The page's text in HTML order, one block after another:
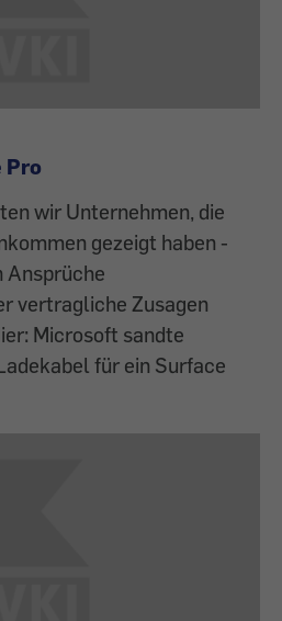
Pro
wir Unternehmen, die
gezeigt haben -
Ansprüche
vertragliche Zusagen
Microsoft sandte
für ein Surface